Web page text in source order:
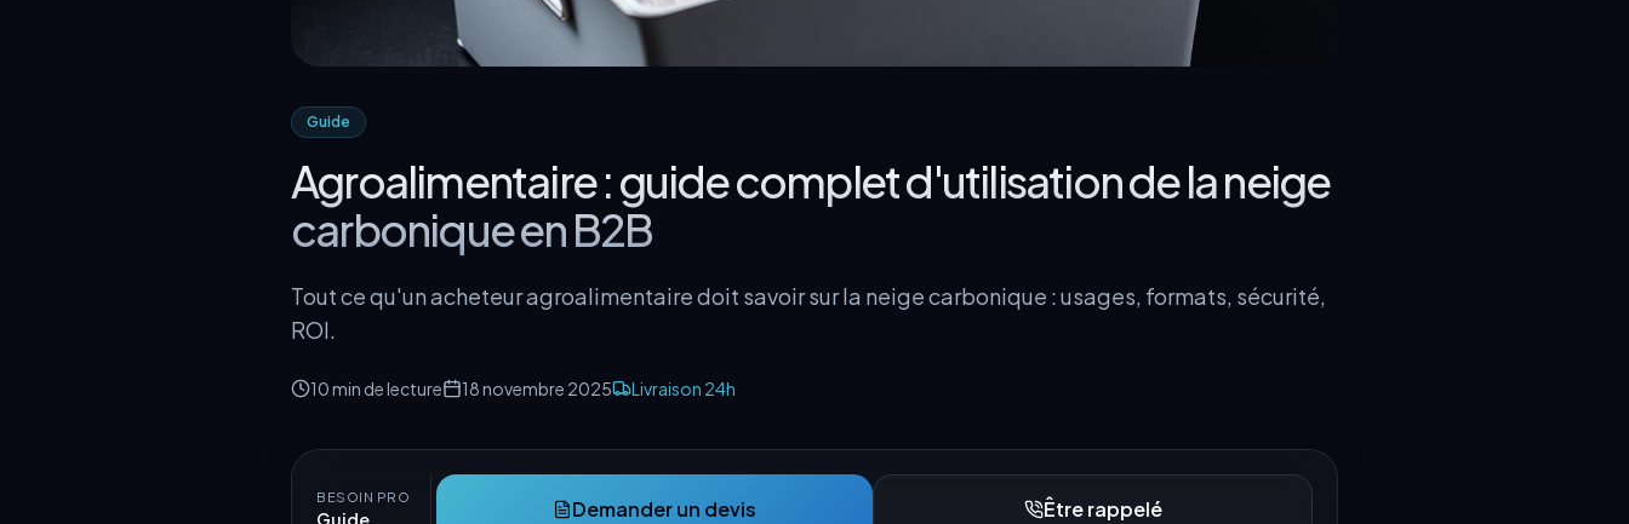
Guide
Agroalimentaire : guide complet d'utilisation de la neige
carbonique en B2B
Tout ce qu'un acheteur agroalimentaire doit savoir sur la neige carbonique : usages, formats, sécurité,
ROI.
10 min de lecture 18 novembre 2025 Livraison 24h
BESOIN PRO
Guide Demander un devis Être rappelé